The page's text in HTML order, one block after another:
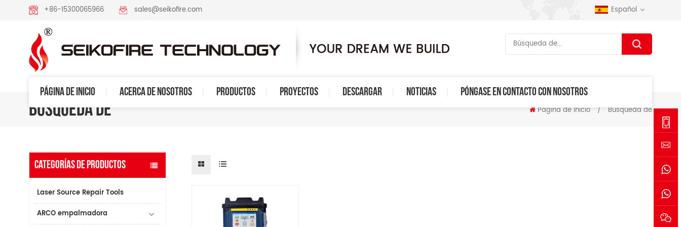
+86-15300065966 sales@seikofire.com Español
PÁGINA DE INICIO ACERCA DE NOSOTROS PRODUCTOS PROYECTOS DESCARGAR NOTICIAS PÓNGASE EN CONTACTO CON NOSOTROS
BÚSQUEDA DE Página de inicio / Búsqueda de
CATEGORÍAS DE PRODUCTOS
Laser Source Repair Tools
ARCO empalmadora
+86-